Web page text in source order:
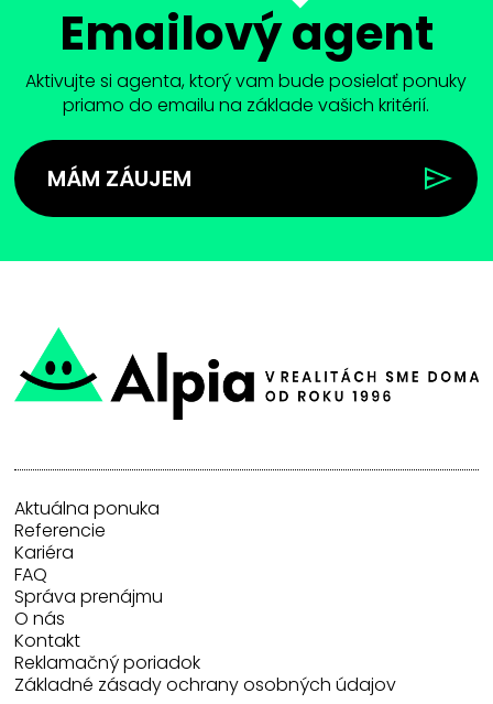
Emailový agent
Aktivujte si agenta, ktorý vam bude posielať ponuky
priamo do emailu na základe vašich kritérií.
MÁM ZÁUJEM
Aktuálna ponuka
Referencie
Kariéra
FAQ
Správa prenájmu
O nás
Kontakt
Reklamačný poriadok
Základné zásady ochrany osobných údajov